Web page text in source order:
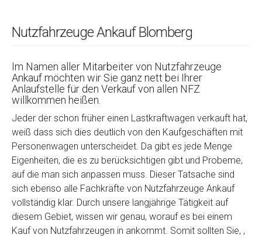
Nutzfahrzeuge Ankauf Blomberg
Im Namen aller Mitarbeiter von Nutzfahrzeuge
Ankauf möchten wir Sie ganz nett bei Ihrer
Anlaufstelle für den Verkauf von allen NFZ
willkommen heißen.
Jeder der schon früher einen Lastkraftwagen verkauft hat,
weiß dass sich dies deutlich von den Kaufgeschäften mit
Personenwagen unterscheidet. Da gibt es jede Menge
Eigenheiten, die es zu berücksichtigen gibt und Probeme,
auf die man sich anpassen muss. Dieser Tatsache sind
sich ebenso alle Fachkräfte von Nutzfahrzeuge Ankauf
vollständig klar. Durch unsere langjährige Tätigkeit auf
diesem Gebiet, wissen wir genau, worauf es bei einem
Kauf von Nutzfahrzeugen in ankommt. Somit sollten Sie, ,